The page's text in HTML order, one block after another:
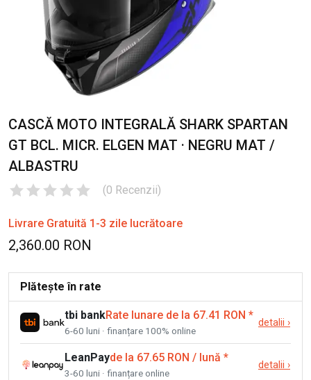
CASCĂ MOTO INTEGRALĂ SHARK SPARTAN
GT BCL. MICR. ELGEN MAT · NEGRU MAT /
ALBASTRU
(0 Recenzii)
Livrare Gratuită 1-3 zile lucrătoare
2,360.00 RON
Plătește în rate
tbi bankRate lunare de la 67.41 RON *
6-60 luni · finanțare 100% online
detalii ›
LeanPayde la 67.65 RON / lună *
3-60 luni · finanțare online
detalii ›